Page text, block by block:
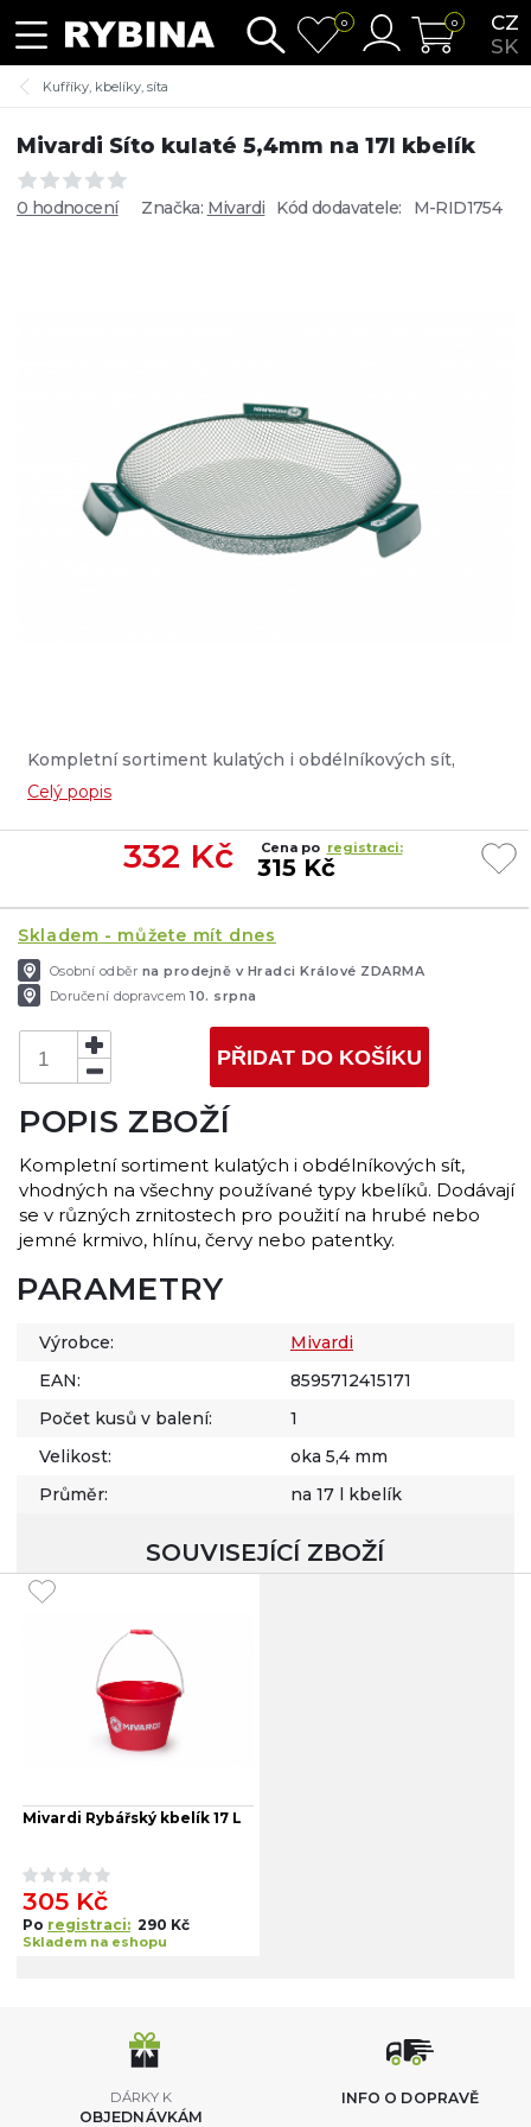
CZ
SK
0 0
Kufříky, kbelíky, síta
Mivardi Síto kulaté 5,4mm na 17l kbelík
0 hodnocení Značka: Mivardi Kód dodavatele: M-RID1754
Kompletní sortiment kulatých i obdélníkových sít,
vhodných na všechny používané typy kbelíků. Dodávají
se v různých zrnitostech pro použití na hrubé nebo
jemné krmivo, hlínu, červy nebo patentky....
Celý popis
332 Kč Cena po registraci:
315 Kč
Skladem - můžete mít dnes
Osobní odběr na prodejně v Hradci Králové ZDARMA
Doručení dopravcem10. srpna
PŘIDAT DO KOŠÍKU
POPIS ZBOŽÍ
Kompletní sortiment kulatých i obdélníkových sít,
vhodných na všechny používané typy kbelíků. Dodávají
se v různých zrnitostech pro použití na hrubé nebo
jemné krmivo, hlínu, červy nebo patentky.
PARAMETRY
Výrobce:
Mivardi
EAN:
8595712415171
Počet kusů v balení:
1
Velikost:
oka 5,4 mm
Průměr:
na 17 l kbelík
SOUVISEJÍCÍ ZBOŽÍ
Mivardi Rybářský kbelík 17 L
305 Kč
Po registraci: 290 Kč
Skladem na eshopu
DÁRKY K
OBJEDNÁVKÁM
INFO O DOPRAVĚ